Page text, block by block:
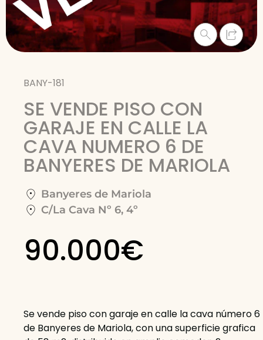
BANY-181
SE VENDE PISO CON
GARAJE EN CALLE LA
CAVA NUMERO 6 DE
BANYERES DE MARIOLA
Banyeres de Mariola
C/La Cava Nº 6, 4º
90.000€
Se vende piso con garaje en calle la cava número 6
de Banyeres de Mariola, con una superficie grafica